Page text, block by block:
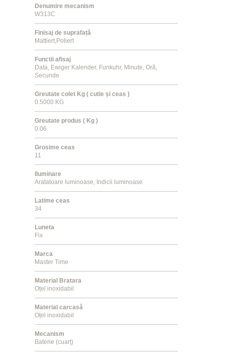
Denumire mecanism
W313C
Finisaj de suprafață
Mattiert,Poliert
Functii afisaj
Data, Ewiger Kalender, Funkuhr, Minute, Oră,
Secunde
Greutate colet Kg ( cutie și ceas )
0.5000 KG
Greutate produs ( Kg )
0.06
Grosime ceas
11
Iluminare
Aratatoare luminoase, Indicii luminoase
Latime ceas
34
Luneta
Fix
Marca
Master Time
Material Bratara
Oțel inoxidabil
Material carcasă
Oțel inoxidabil
Mecanism
Baterie (cuarț)